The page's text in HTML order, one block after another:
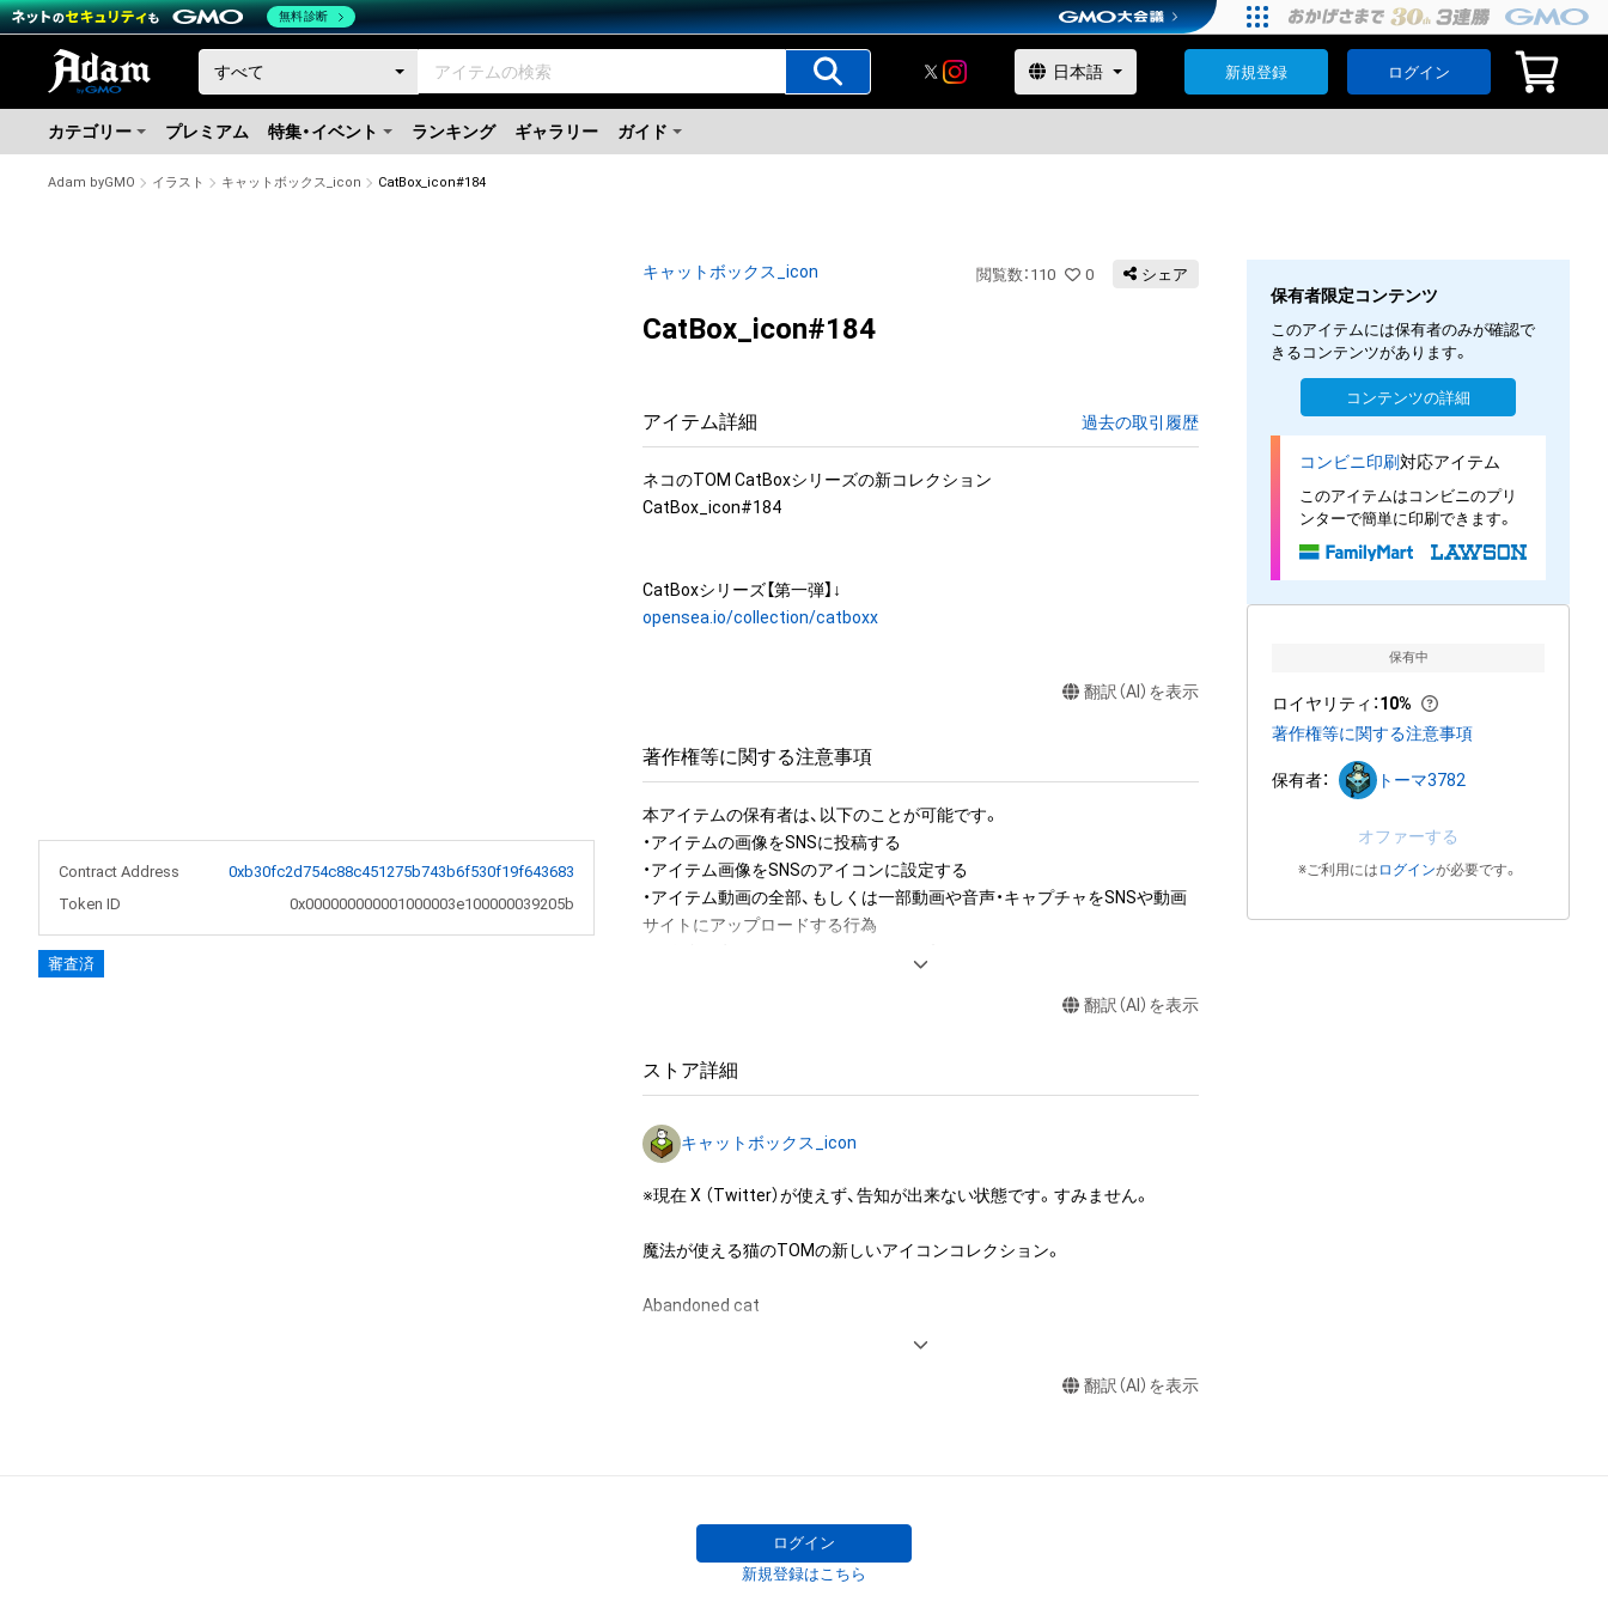
新規登録 ログイン
カテゴリー プレミアム 特集・イベント ランキング ギャラリー ガイド
Adam byGMO イラスト キャットボックス_icon CatBox_icon#184
Contract Address
0xb30fc2d754c88c451275b743b6f530f19f643683
Token ID
0x000000000001000003e100000039205b
審査済
キャットボックス_icon 閲覧数 ： 110 0 シェア
CatBox_icon#184
アイテム詳細 過去の取引履歴
ネコのTOM CatBoxシリーズの新コレクション
CatBox_icon#184
opensea.io/collection/catboxx
翻訳（AI）を表示
著作権等に関する注意事項
本アイテムの保有者は、以下のことが可能です。
・アイテムの画像をSNSに投稿する
・アイテム画像をSNSのアイコンに設定する
・アイテム動画の全部、もしくは一部動画や音声・キャプチャをSNSや動画
サイトにアップロードする行為
・アイテムの画像を使用してメッセージカードを制作し友達に送る
アイテムに関する注意事項
用新案権、商標権、意匠権その他の知的財産権(それらの権利を取得し、又は
は、本アイテムの著作権を有する方、著作隣接権の権利者またはその管理委
有していたとしても、本アイテムに関する創作物にかかる知的財産権を有
・本アイテムの著作権を有する方、著作隣接権の権利者またはその管理委託
を受けている者からの事前の同意なしに、上記の「本アイテムの保有者が有
(改変、公開、配布、逆コンパイル、リバースエンジニアリングを含みますが、
翻訳（AI）を表示
ストア詳細
キャットボックス_icon
※現在 X （Twitter）が使えず、告知が出来ない状態です。すみません。
魔法が使える猫のTOMの新しいアイコンコレクション。
Abandoned cat
翻訳（AI）を表示
保有者限定コンテンツ
このアイテムには保有者のみが確認で
きるコンテンツがあります。
コンテンツの詳細
コンビニ印刷対応アイテム
このアイテムはコンビニのプリ
ンターで簡単に印刷できます。
保有中
ロイヤリティ ：10%
著作権等に関する注意事項
保有者： トーマ3782
オファーする
※ご利用には ログインが必要です。
ログイン
新規登録はこちら
無料診断